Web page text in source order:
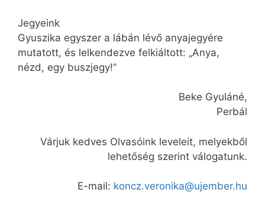
Jegyeink
Gyuszika egyszer a lábán lévő anyajegyére
mutatott, és lelkendezve felkiáltott: „Anya,
nézd, egy buszjegy!”
Beke Gyuláné,
Perbál
Várjuk kedves Olvasóink leveleit, melyekből
lehetőség szerint válogatunk.
E-mail: koncz.veronika@ujember.hu